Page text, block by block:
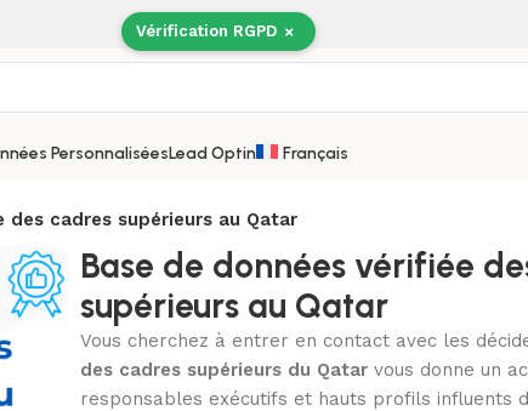
Vérification RGPD ×
PersonnaliséesLead Optin Français
des cadres supérieurs au Qatar
Base de données vérifiée
supérieurs au Qatar
Vous cherchez à entrer en contact avec les
des cadres supérieurs du Qatar vous donne un
responsables exécutifs et hauts profils influents